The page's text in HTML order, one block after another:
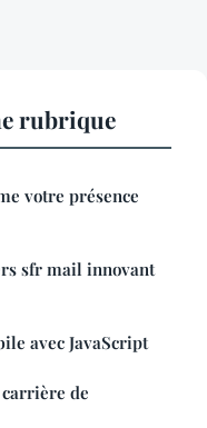
rubrique
votre présence
sfr mail innovant
avec JavaScript
de